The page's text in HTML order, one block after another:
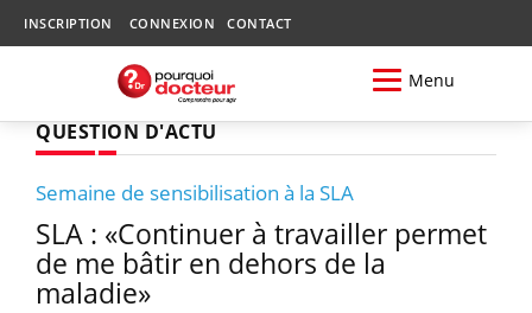
INSCRIPTION CONNEXION CONTACT
Menu
QUESTION D'ACTU
Semaine de sensibilisation à la SLA
SLA : «Continuer à travailler permet
de me bâtir en dehors de la
maladie»